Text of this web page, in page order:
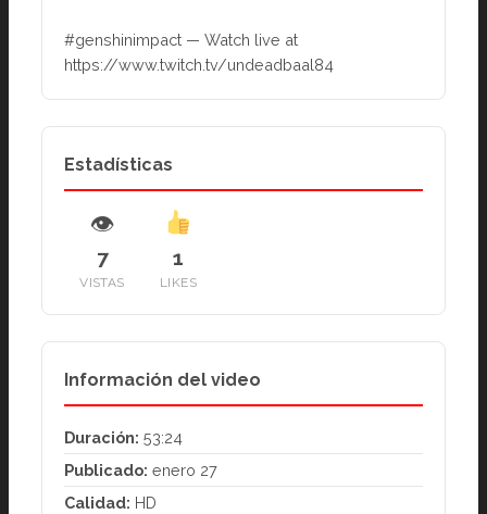
#genshinimpact — Watch live at
https://www.twitch.tv/undeadbaal84
Estadísticas
👁
7
VISTAS
1
LIKES
Información del video
Duración: 53:24
Publicado: enero 27
Calidad: HD